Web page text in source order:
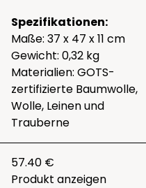
Spezifikationen:
Maße: 37 x 47 x 11 cm
Gewicht: 0,32 kg
Materialien: GOTS-
zertifizierte Baumwolle,
Wolle, Leinen und
Trauberne
57.40 €
Produkt anzeigen